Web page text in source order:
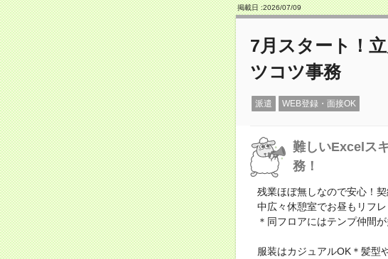
掲載日 :2026/07/09
7月スタート！
ツコツ事務
派遣 WEB登録・面接OK
難しいExcelス
務！
残業ほぼ無しなので安心！
中広々休憩室でお昼もリフ
＊同フロアにはテンプ仲間
服装はカジュアルOK＊髪型